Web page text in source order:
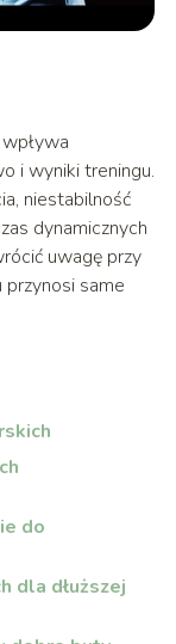
i wyniki treningu.
niestabilność
dynamicznych
uwagę przy
same
do
dla dłuższej